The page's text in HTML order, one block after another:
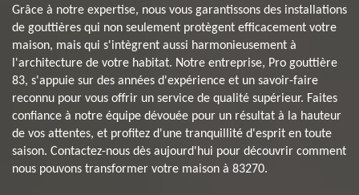
Grâce à notre expertise, nous vous garantissons des installations
de gouttières qui non seulement protègent efficacement votre
maison, mais qui s'intègrent aussi harmonieusement à
l'architecture de votre habitat. Notre entreprise, Pro gouttière
83, s'appuie sur des années d'expérience et un savoir-faire
reconnu pour vous offrir un service de qualité supérieur. Faites
confiance à notre équipe dévouée pour un résultat à la hauteur
de vos attentes, et profitez d'une tranquillité d'esprit en toute
saison. Contactez-nous dès aujourd'hui pour découvrir comment
nous pouvons transformer votre maison à 83270.